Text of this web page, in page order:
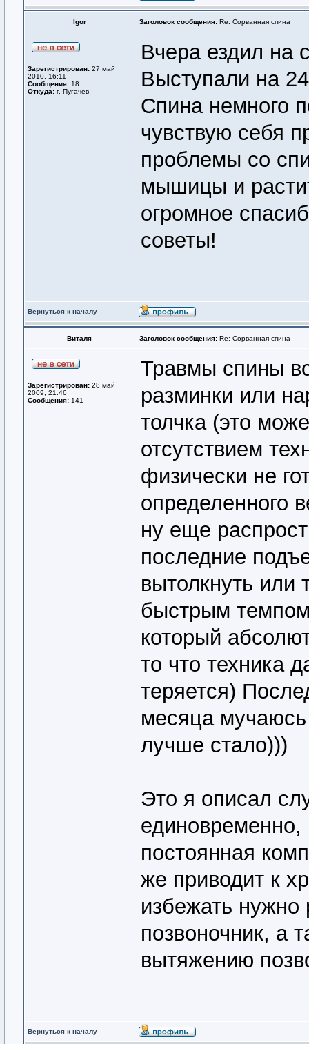
Igor Заголовок сообщения: Re: Сорванная спина
Зарегистрирован: 27 май
2010, 16:11
Сообщения: 18
Откуда: г. Пугачев
Вчера ездил на
Выступали на
Спина немного
чувствую себя
проблемы со
мышицы и
огромное
советы!
Вернуться к началу
Виталя Заголовок сообщения: Re: Сорванная спина
Зарегистрирован: 28 май
2009, 21:46
Сообщения: 141
Травмы спины
разминки или
толчка (это
отсутствием
физически не
определенного
ну еще
последние
вытолкнуть или
быстрым
который
то что техника
теряется)
месяца
лучше стало)))
Это я описал
единовременно,
постоянная
же приводит к
избежать нужно
позвоночник, а
вытяжению
Вернуться к началу